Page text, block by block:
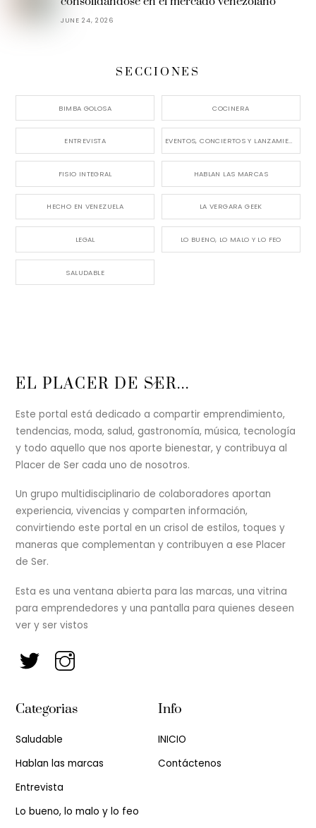
JUNE 24, 2026
SECCIONES
BIMBA GOLOSA COCINERA
ENTREVISTA EVENTOS, CONCIERTOS Y LANZAMIENTOS
FISIO INTEGRAL HABLAN LAS MARCAS
HECHO EN VENEZUELA LA VERGARA GEEK
LEGAL LO BUENO, LO MALO Y LO FEO
SALUDABLE
Back
Top
EL PLACER DE SER...
Este portal está dedicado a compartir emprendimiento,
tendencias, moda, salud, gastronomía, música, tecnología
y todo aquello que nos aporte bienestar, y contribuya al
Placer de Ser cada uno de nosotros.
Un grupo multidisciplinario de colaboradores aportan
experiencia, vivencias y comparten información,
convirtiendo este portal en un crisol de estilos, toques y
maneras que complementan y contribuyen a ese Placer
de Ser.
Esta es una ventana abierta para las marcas, una vitrina
para emprendedores y una pantalla para quienes deseen
ver y ser vistos
Categorias
Saludable
Hablan las marcas
Entrevista
Lo bueno, lo malo y lo feo
Info
INICIO
Contáctenos